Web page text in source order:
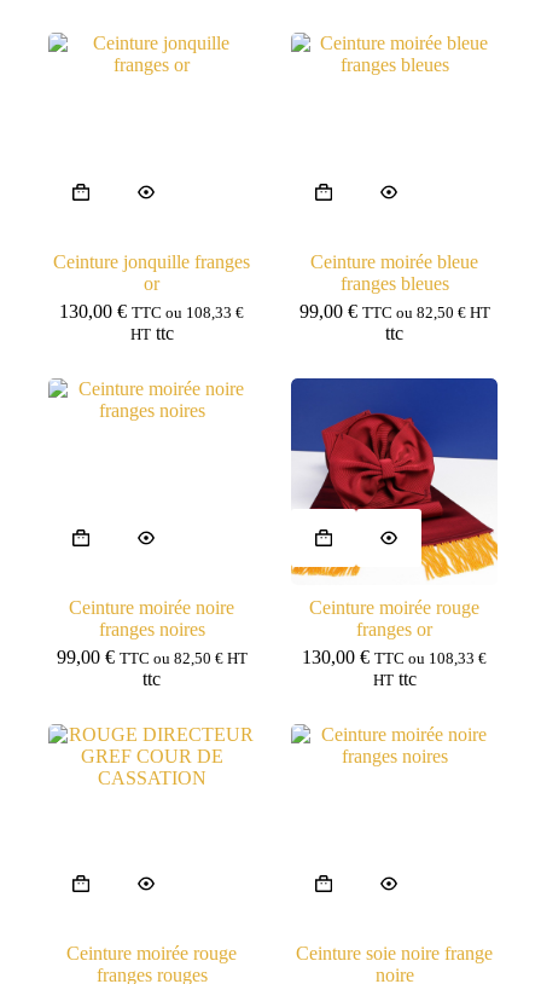
Ceinture jonquille franges
or
130,00€ TTC ou 108,33€
HT ttc
Ceinture moirée bleue
franges bleues
99,00 € TTC ou 82,50 €HT
ttc
Ceinture moirée noire
franges noires
99,00 € TTC ou 82,50 €HT
ttc
Ceinture moirée rouge
franges or
130,00€ TTC ou 108,33€
HT ttc
Ceinture moirée rouge
franges rouges
Ceinture soie noire frange
noire